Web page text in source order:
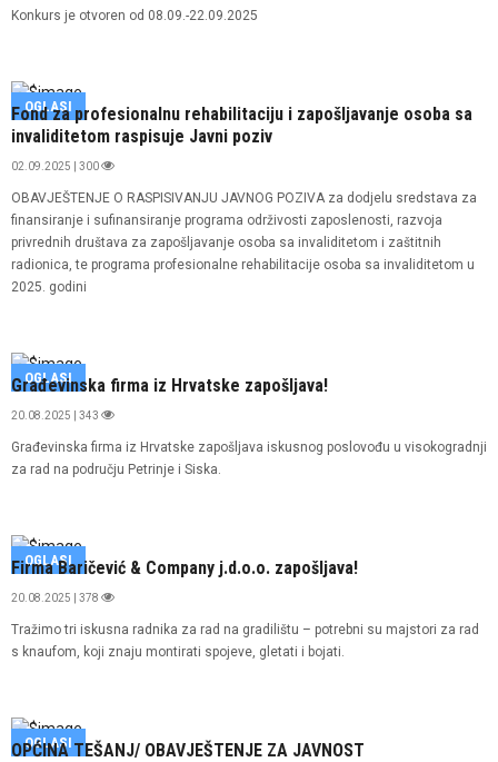
Konkurs je otvoren od 08.09.-22.09.2025
OGLASI
Fond za profesionalnu rehabilitaciju i zapošljavanje osoba sa
invaliditetom raspisuje Javni poziv
02.09.2025 | 300
OBAVJEŠTENJE O RASPISIVANJU JAVNOG POZIVA za dodjelu sredstava za
finansiranje i sufinansiranje programa održivosti zaposlenosti, razvoja
privrednih društava za zapošljavanje osoba sa invaliditetom i zaštitnih
radionica, te programa profesionalne rehabilitacije osoba sa invaliditetom u
2025. godini
OGLASI
Građevinska firma iz Hrvatske zapošljava!
20.08.2025 | 343
Građevinska firma iz Hrvatske zapošljava iskusnog poslovođu u visokogradnji
za rad na području Petrinje i Siska.
OGLASI
Firma Baričević & Company j.d.o.o. zapošljava!
20.08.2025 | 378
Tražimo tri iskusna radnika za rad na gradilištu – potrebni su majstori za rad
s knaufom, koji znaju montirati spojeve, gletati i bojati.
OGLASI
OPĆINA TEŠANJ/ OBAVJEŠTENJE ZA JAVNOST